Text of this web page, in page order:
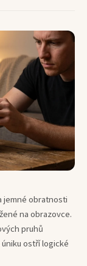
jemné obratnosti
na obrazovce.
pruhů
ostří logické